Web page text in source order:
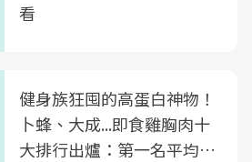
看
健身族狂囤的高蛋白神物！
卜蜂、大成...即食雞胸肉十
大排行出爐：第一名平均一